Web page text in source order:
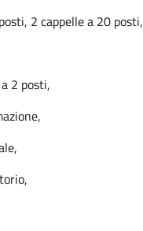
2 cappelle a 20 posti,
2 posti,